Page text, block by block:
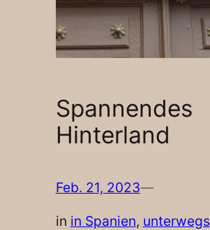
Spannendes
Hinterland
Feb. 21, 2023—
in in Spanien, unterwegs